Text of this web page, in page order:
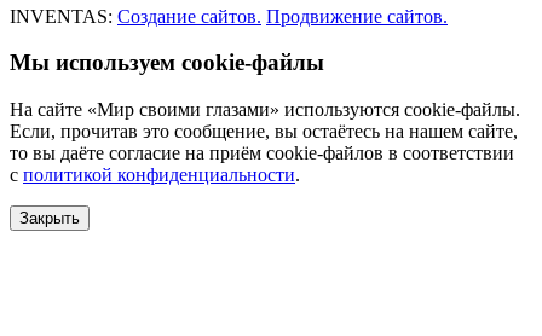
INVENTAS: Создание сайтов. Продвижение сайтов.
Мы используем cookie-файлы
На сайте «Мир своими глазами» используются cookie-файлы.
Если, прочитав это сообщение, вы остаётесь на нашем сайте,
то вы даёте согласие на приём cookie-файлов в соответствии
с политикой конфиденциальности.
Закрыть